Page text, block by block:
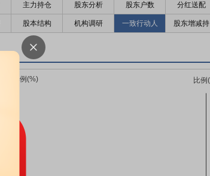
主力持仓 股东分析 股东户数 分红送配
股本结构 机构调研 一致行动人 股东增减持